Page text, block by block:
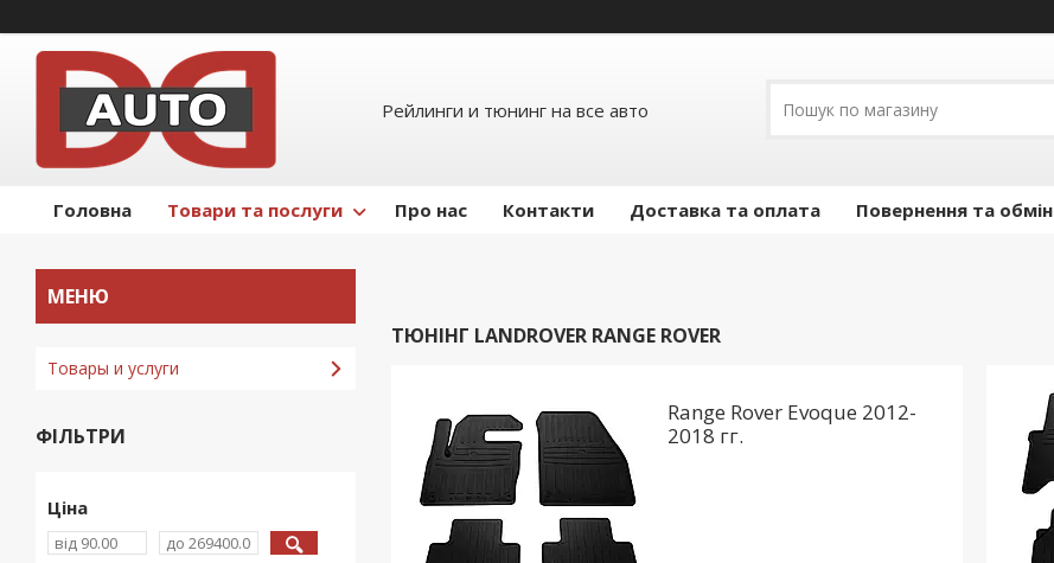
Рейлинги и тюнинг на все авто
Головна Товари та послуги Про нас Контакти Доставка та оплата Повернення та обмін
ТЮНІНГ LANDROVER RANGE ROVER
Range Rover Evoque 2012-
2018 гг.
Товары и услуги
ФІЛЬТРИ
Ціна